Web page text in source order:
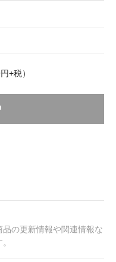
+税）
の更新情報や関連情報な